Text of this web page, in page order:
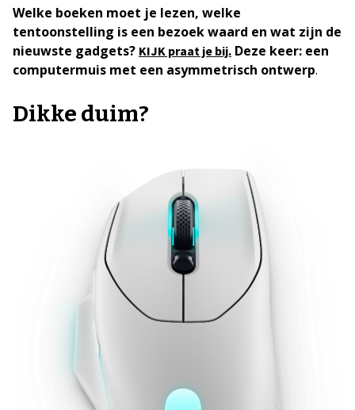
Welke boeken moet je lezen, welke
tentoonstelling is een bezoek waard en wat zijn de
nieuwste gadgets? KIJK praat je bij. Deze keer: een
computermuis met een asymmetrisch ontwerp.
Dikke duim?